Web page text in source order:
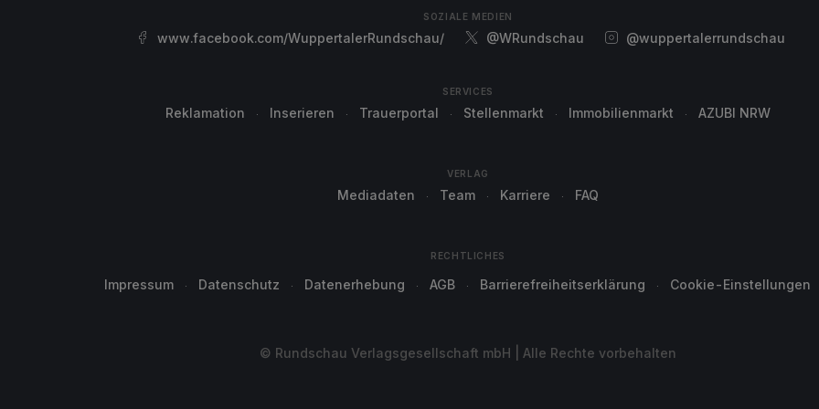
SOZIALE MEDIEN
www.facebook.com/WuppertalerRundschau/ @WRundschau @wuppertalerrundschau
SERVICES
Reklamation Inserieren Trauerportal Stellenmarkt Immobilienmarkt AZUBI NRW
VERLAG
Mediadaten Team Karriere FAQ
RECHTLICHES
Impressum Datenschutz Datenerhebung AGB Barrierefreiheitserklärung Cookie-Einstellungen
© Rundschau Verlagsgesellschaft mbH | Alle Rechte vorbehalten